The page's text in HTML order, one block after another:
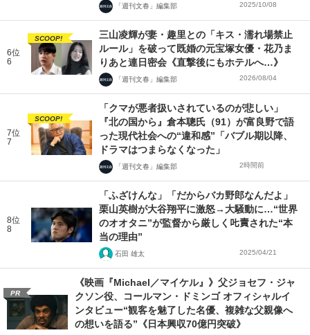
「週刊文春」編集部 2025/10/08
6位
6
SCOOP!
三山凌輝が妻・趣里との「キス・濡れ場禁止
ルール」を破って既婚の元宝塚女優・花乃ま
りあと連日密会《直撃後にもホテルへ…》
「週刊文春」編集部 2026/08/04
7位
7
SCOOP!
「クマが悪者扱いされているのが悲しい」
『北の国から』倉本聰氏（91）が富良野で語
った現代社会への“違和感”「バブル期以降、
ドラマはつまらなくなった」
「週刊文春」編集部 2時間前
8位
8
「ふざけんな」「だからバカ野郎なんだよ」
栗山英樹が大谷翔平に激怒→大騒動に…“世界
のオオタニ”が監督から厳しく𠮟責された“本
当の理由”
石田 雄太 2025/04/21
PR
《映画『Michael／マイケル』》父ジョセフ・ジャ
クソン役、コールマン・ドミンゴ オフィシャルイ
ンタビュー“観客を魅了した名優、複雑な父親像へ
の想いを語る”《日本興収70億円突破》